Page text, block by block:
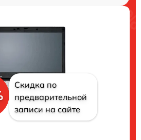
Скидка по
предварительной
записи на сайте